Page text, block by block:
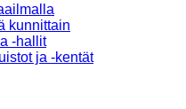
kunnittain
-hallit
ja -kentät